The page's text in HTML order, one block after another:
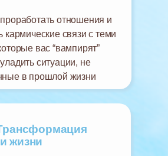
жизни
отношения и
кармические связи с теми
вас “вампирят”
ситуации, не
в прошлой жизни